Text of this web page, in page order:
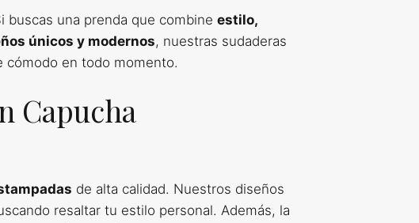
buscas una prenda que combine estilo,
únicos y modernos, nuestras sudaderas
cómodo en todo momento.
Capucha
de alta calidad. Nuestros diseños
resaltar tu estilo personal. Además, la